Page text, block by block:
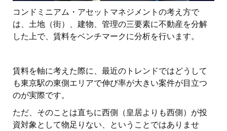
コンドミニアム・アセットマネジメントの考え方で
は、土地（街）、建物、管理の三要素に不動産を分解
した上で、賃料をベンチマークに分析を行います。
賃料を軸に考えた際に、最近のトレンドではどうして
も東京駅の東側エリアで伸び率が大きい案件が目立つ
のが実際です。
ただ、そのことは直ちに西側（皇居よりも西側）が投
資対象として物足りない、ということではありませ